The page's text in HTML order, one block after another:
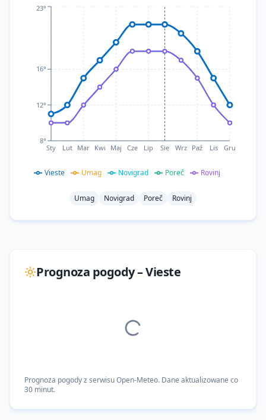
Sty Lut Mar Kwi Maj Cze Lip Sie Wrz Paź Lis Gru
8°
12°
16°
23°
Vieste Umag Novigrad Poreč Rovinj
Umag Novigrad Poreč Rovinj
Prognoza pogody –Vieste
Prognoza pogody z serwisu Open-Meteo. Dane aktualizowane co
30 minut.